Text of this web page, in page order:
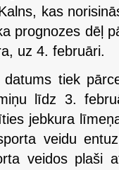
kas
prognozes dēļ
uz 4. februāri.
tiek
līdz 3.
jebkura
veidu
veidos plaši